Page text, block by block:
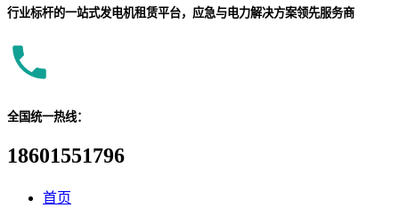
行业标杆的一站式发电机租赁平台，应急与电力解决方案领先服务商
全国统一热线：
18601551796
首页